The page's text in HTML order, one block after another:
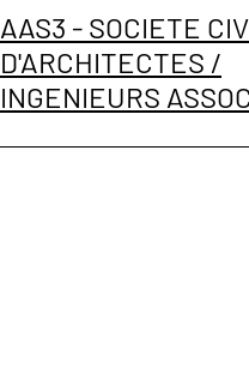
AAS3 - SOCIETE
D'ARCHITECTES /
INGENIEURS